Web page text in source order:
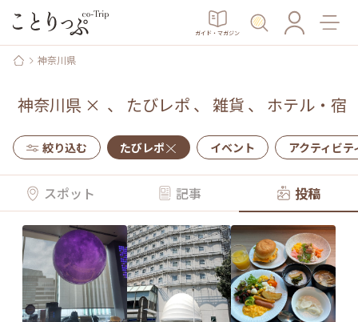
ガイド・マガジン
神奈川県
神奈川県 × 、 たびレポ 、 雑貨 、 ホテル・宿
絞り込む たびレポ イベント アクティビテ
スポット 記事 投稿